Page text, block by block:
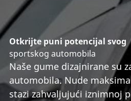
Otkrijte puni potencijal svog
sportskog automobila
Naše gume dizajnirane su
automobila. Nude
stazi zahvaljujući iznimnoj